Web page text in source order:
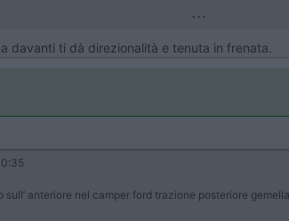
...
davanti ti dà direzionalità e tenuta in frenata.
anteriore nel camper ford trazione posteriore